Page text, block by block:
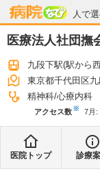
人で
病院な
医療法人社団撫
九段下駅(駅から
東京都千代田区
精神科 心療内科
アクセス数※ 7月 :
医院トップ 診療